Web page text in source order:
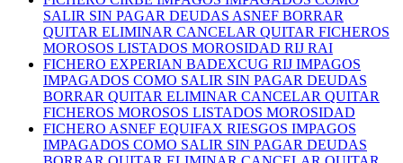
SALIR SIN PAGAR DEUDAS ASNEF BORRAR
QUITAR ELIMINAR CANCELAR QUITAR FICHEROS
MOROSOS LISTADOS MOROSIDAD RIJ RAI
FICHERO EXPERIAN BADEXCUG RIJ IMPAGOS
IMPAGADOS COMO SALIR SIN PAGAR DEUDAS
BORRAR QUITAR ELIMINAR CANCELAR QUITAR
FICHEROS MOROSOS LISTADOS MOROSIDAD
FICHERO ASNEF EQUIFAX RIESGOS IMPAGOS
IMPAGADOS COMO SALIR SIN PAGAR DEUDAS